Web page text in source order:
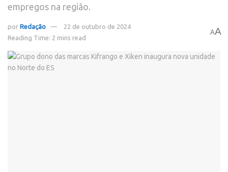
empregos na região.
por Redação
22 de outubro de 2024
Reading Time: 2 mins read
AA